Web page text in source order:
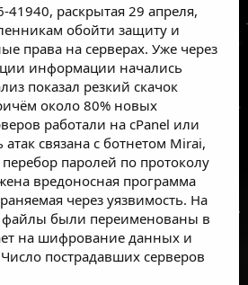
41940, раскрытая 29 апреля,
обойти защиту и
права на серверах. Уже через
информации начались
показал резкий скачок
около 80% новых
работали на cPanel или
связана с ботнетом Mirai,
паролей по протоколу
вредоносная программа
через уязвимость. На
файлы были переименованы в
на шифрование данных и
пострадавших серверов